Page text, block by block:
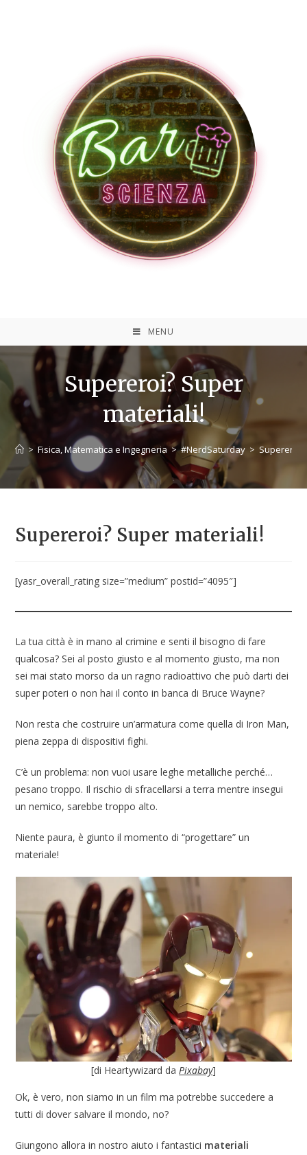
MENU
Supereroi? Super
materiali!
> Fisica, Matematica e Ingegneria > #NerdSaturday >
Supereroi? Super materiali!
[yasr_overall_rating size=”medium” postid=”4095″]
La tua città è in mano al crimine e senti il bisogno di fare
qualcosa? Sei al posto giusto e al momento giusto, ma non
sei mai stato morso da un ragno radioattivo che può darti dei
super poteri o non hai il conto in banca di Bruce Wayne?
Non resta che costruire un’armatura come quella di Iron Man,
piena zeppa di dispositivi fighi.
C’è un problema: non vuoi usare leghe metalliche perché…
pesano troppo. Il rischio di sfracellarsi a terra mentre insegui
un nemico, sarebbe troppo alto.
Niente paura, è giunto il momento di “progettare” un
materiale!
[di Heartywizard da Pixabay]
Ok, è vero, non siamo in un film ma potrebbe succedere a
tutti di dover salvare il mondo, no?
Giungono allora in nostro aiuto i fantastici materiali